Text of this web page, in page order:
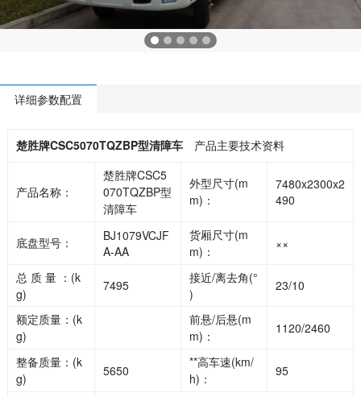
详细参数配置
楚胜牌CSC5070TQZBP型清障车产品主要技术资料
产品名称：
楚胜牌CSC5
070TQZBP型
清障车
外型尺寸(m
m)：
7480x2300x2
490
底盘型号：
BJ1079VCJF
A-AA
货厢尺寸(m
m)：
××
总 质 量 ：(k
g)
7495
接近/离去角(°
)
23/10
额定质量：(k
g)
前悬/后悬(m
m)：
1120/2460
整备质量：(k
g)
5650
**高车速(km/
h)：
95